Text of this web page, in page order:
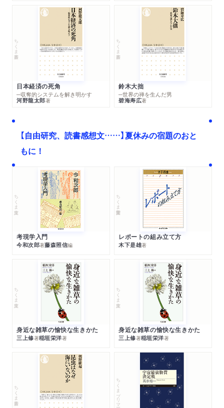
ちくま新書
日本経済の死角
─収奪的システムを解き明かす
河野龍太郎著
ちくま新書
鈴木大拙
─世界の禅を生んだ男
碧海寿広著
【自由研究、読書感想文……】夏休みの宿題のおと
もに！
ちくま文庫
考現学入門
今和次郎著藤森照信編
ちくま学芸文庫
レポートの組み立て方
木下是雄著
ちくま文庫
身近な雑草の愉快な生きかた
三上修著稲垣栄洋著
ちくま文庫
身近な雑草の愉快な生きかた
三上修著稲垣栄洋著
ちくま新書 ちくまプリマー新書